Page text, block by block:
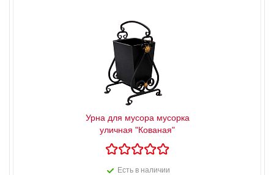
Урна для мусора мусорка
уличная "Кованая"
Есть в наличии